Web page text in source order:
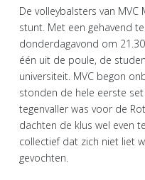
De volleybalsters van
stunt. Met een gehavend
donderdagavond om
één uit de poule, de
universiteit. MVC begon
stonden de hele eerste
tegenvaller was voor de
dachten de klus wel even
collectief dat zich niet liet
gevochten.